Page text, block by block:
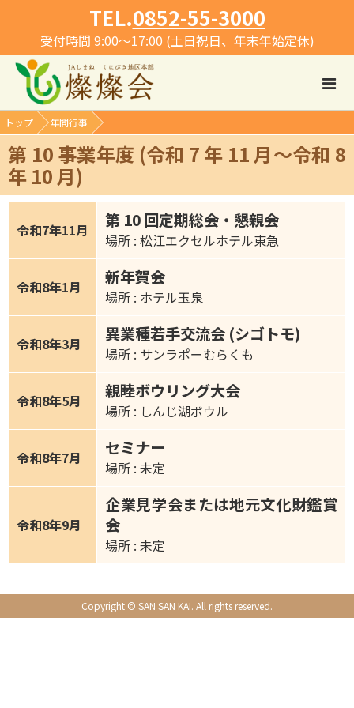
TEL.0852-55-3000
受付時間 9:00～17:00 (土日祝日、年末年始定休)
トップ 年間行事
第 10 事業年度 (令和 7 年 11 月～令和 8
年 10 月)
令和7年11月 第 10 回定期総会・懇親会
場所 : 松江エクセルホテル東急
令和8年1月 新年賀会
場所 : ホテル玉泉
令和8年3月 異業種若手交流会 (シゴトモ)
場所 : サンラポーむらくも
令和8年5月 親睦ボウリング大会
場所 : しんじ湖ボウル
令和8年7月 セミナー
場所 : 未定
令和8年9月
企業見学会または地元文化財鑑賞
会
場所 : 未定
Copyright © SAN SAN KAI. All rights reserved.